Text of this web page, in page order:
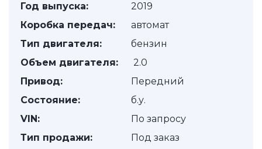
Год выпуска:
2019
Коробка передач:
автомат
Тип двигателя:
бензин
Объем двигателя:
2.0
Привод:
Передний
Состояние:
б.у.
VIN:
По запросу
Тип продажи:
Под заказ